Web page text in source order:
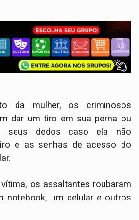
da mulher, os criminosos
dar um tiro em sua perna ou
seus dedos caso ela não
e as senhas de acesso do
os assaltantes roubaram
notebook, um celular e outros